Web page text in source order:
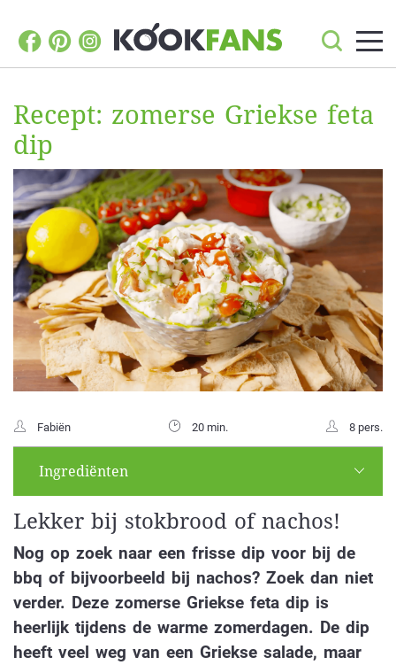
Recept: zomerse Griekse feta
dip
Fabiën 20 min. 8 pers.
Ingrediënten
Lekker bij stokbrood of nachos!
Nog op zoek naar een frisse dip voor bij de
bbq of bijvoorbeeld bij nachos? Zoek dan niet
verder. Deze zomerse Griekse feta dip is
heerlijk tijdens de warme zomerdagen. De dip
heeft veel weg van een Griekse salade, maar